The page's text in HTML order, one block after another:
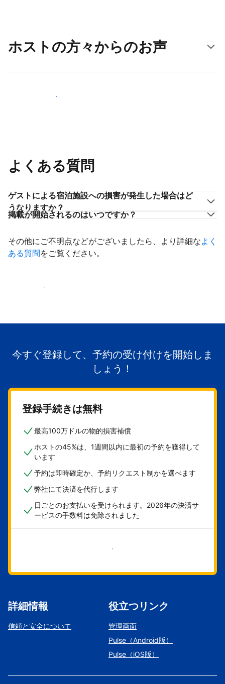
ホストの方々からのお声
ホストとして登録する
よくある質問
ゲストによる宿泊施設への損害が発生した場合はど
うなりますか？
掲載が開始されるのはいつですか？
その他にご不明点などがございましたら、より詳細なよく
ある質問をご覧ください。
掲載を開始する
今すぐ登録して、予約の受け付けを開始しま
しょう！
登録手続きは無料
最高100万ドルの物的損害補償
ホストの45%は、1週間以内に最初の予約を獲得して
います
予約は即時確定か、予約リクエスト制かを選べます
弊社にて決済を代行します
日ごとのお支払いを受けられます。2026年の決済サ
ービスの手数料は免除されました
今すぐ始める
詳細情報
信頼と安全について
役立つリンク
管理画面
Pulse（Android版）
Pulse（iOS版）